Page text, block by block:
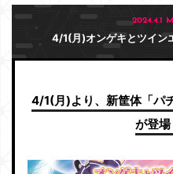
2024.4.1
4/1(月)オンゲキとツイン
4/1(月)より、新筐体「パ
が登場